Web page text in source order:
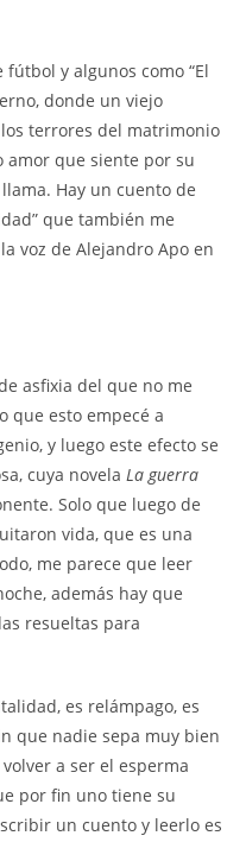
y algunos como “El
donde un viejo
terrores del matrimonio
que siente por su
Hay un cuento de
que también me
voz de Alejandro Apo en
asfixia del que no me
que esto empecé a
y luego este efecto se
cuya novela La guerra
Solo que luego de
vida, que es una
me parece que leer
además hay que
resueltas para
es relámpago, es
que nadie sepa muy bien
a ser el esperma
por fin uno tiene su
un cuento y leerlo es